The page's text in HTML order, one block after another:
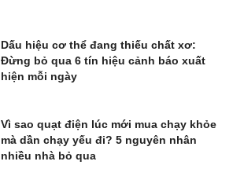
Dấu hiệu cơ thể đang thiếu chất xơ:
Đừng bỏ qua 6 tín hiệu cảnh báo xuất
hiện mỗi ngày
Vì sao quạt điện lúc mới mua chạy khỏe
mà dần chạy yếu đi? 5 nguyên nhân
nhiều nhà bỏ qua